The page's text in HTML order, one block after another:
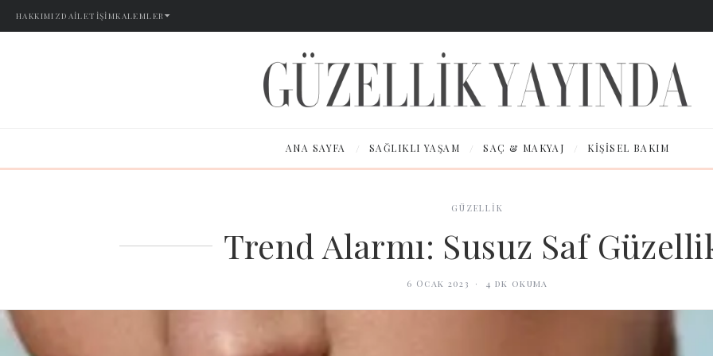
HAKKIMIZDAİLETIŞIMKALEMLER
ANA SAYFA / SAĞLIKLI YAŞAM / SAÇ & MAKYAJ / KIŞISEL BAKIM
GÜZELLİK
Trend Alarmı: Susuz Saf
6 Ocak 2023 · 4 dk okuma